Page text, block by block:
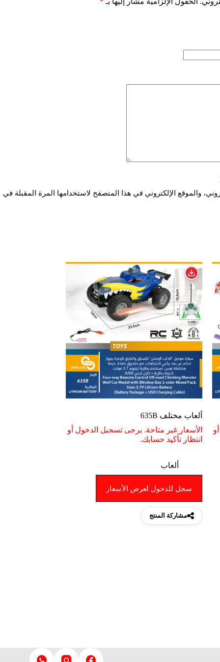
والموقع الإلكتروني في هذا المتصفح لاستخدامها المرة المقبلة في
ألعاب مختلف 635B
الأسعار غير متاحة. يرجى تسجيل الدخول أو
انتظار تأكيد حسابك.
ألعاب
سجل للدخول لعرض الأسعار
مشاركة المنتج